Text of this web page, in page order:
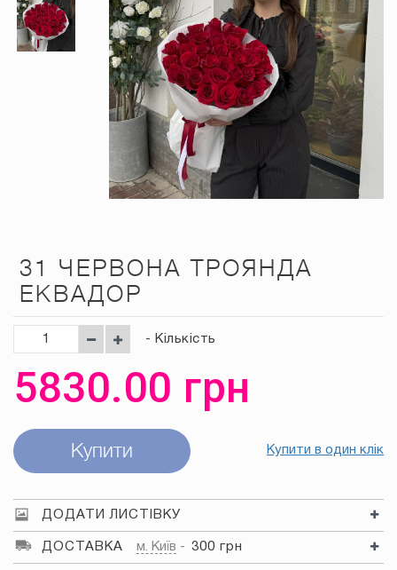
31 ЧЕРВОНА ТРОЯНДА
ЕКВАДОР
- Кількість
5830.00 грн
Купити Купити в один клік
ДОДАТИ ЛИСТІВКУ
ДОСТАВКА м. Київ 300 грн